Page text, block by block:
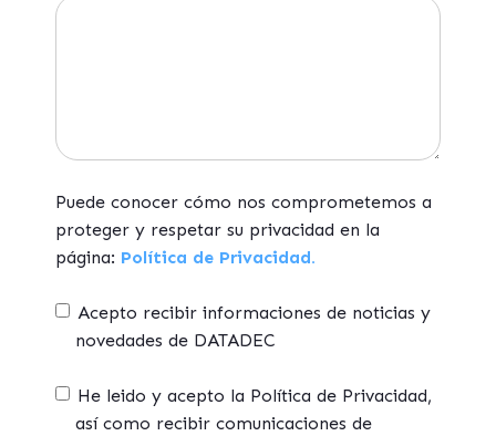
Puede conocer cómo nos comprometemos a
proteger y respetar su privacidad en la
página: Política de Privacidad.
Acepto recibir informaciones de noticias y
novedades de DATADEC
He leido y acepto la Política de Privacidad,
así como recibir comunicaciones de